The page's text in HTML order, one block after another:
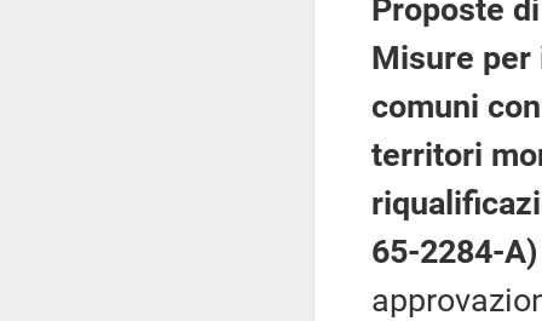
Proposte
Misure per
comuni
territori
65-2284-A)